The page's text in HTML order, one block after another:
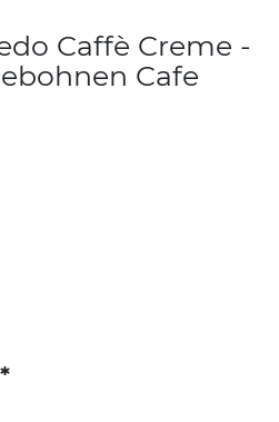
Caffè Creme -
Cafe
*